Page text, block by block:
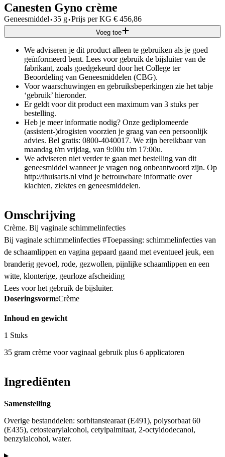
Canesten Gyno crème
Geneesmiddel·35 g·Prijs per KG € 456,86
Voeg toe
We adviseren je dit product alleen te gebruiken als je goed
geïnformeerd bent. Lees voor gebruik de bijsluiter van de
fabrikant, zoals goedgekeurd door het College ter
Beoordeling van Geneesmiddelen (CBG).
Voor waarschuwingen en gebruiksbeperkingen zie het tabje
‘gebruik’ hieronder.
Er geldt voor dit product een maximum van 3 stuks per
bestelling.
Heb je meer informatie nodig? Onze gediplomeerde
(assistent-)drogisten voorzien je graag van een persoonlijk
advies. Bel gratis: 0800-4040017. We zijn bereikbaar van
maandag t/m vrijdag, van 9:00u t/m 17:00u.
We adviseren niet verder te gaan met bestelling van dit
geneesmiddel wanneer je vragen nog onbeantwoord zijn. Op
http://thuisarts.nl vind je betrouwbare informatie over
klachten, ziektes en geneesmiddelen.
Omschrijving
Crème. Bij vaginale schimmelinfecties
Bij vaginale schimmelinfecties #Toepassing: schimmelinfecties van
de schaamlippen en vagina gepaard gaand met eventueel jeuk, een
branderig gevoel, rode, gezwollen, pijnlijke schaamlippen en een
witte, klonterige, geurloze afscheiding
Lees voor het gebruik de bijsluiter.
Doseringsvorm:Crème
Inhoud en gewicht
1 Stuks
35 gram crème voor vaginaal gebruik plus 6 applicatoren
Ingrediënten
Samenstelling
Overige bestanddelen: sorbitanstearaat (E491), polysorbaat 60
(E435), cetostearylalcohol, cetylpalmitaat, 2-octyldodecanol,
benzylalcohol, water.